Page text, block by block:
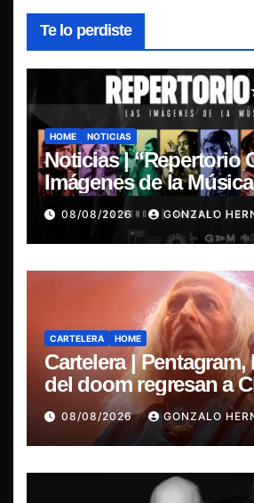
Te lo perdiste
HOME NOTICIAS
Noticias | “Repertorio
Imágenes de la
la esencia del nuevo
nacional
08/08/2026 GONZALO
CARTELERA HOME
Cartelera |
del doom regresan a
última misa
08/08/2026 GONZALO